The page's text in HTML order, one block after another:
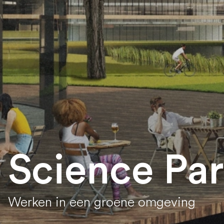
Science
Werken in een groene omgeving